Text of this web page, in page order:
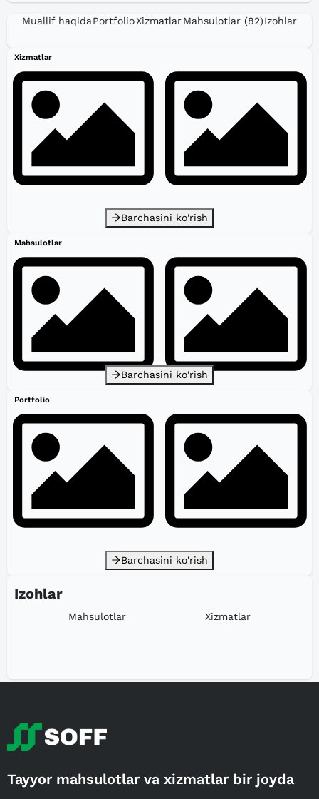
Muallif haqidaPortfolioXizmatlarMahsulotlar (82)Izohlar
Xizmatlar
Barchasini ko'rish
Mahsulotlar
Barchasini ko'rish
Portfolio
Barchasini ko'rish
Izohlar
Mahsulotlar Xizmatlar
Tayyor mahsulotlar va xizmatlar bir joyda